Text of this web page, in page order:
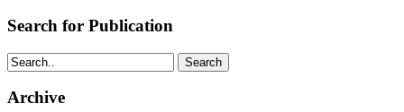
Search for Publication
Search
Archive